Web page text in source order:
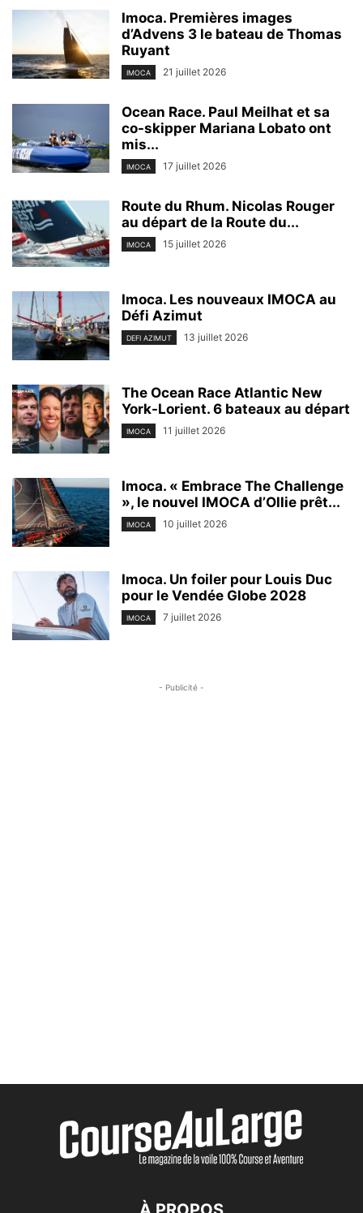
Imoca. Premières images
d’Advens 3 le bateau de Thomas
Ruyant
IMOCA 21 juillet 2026
Ocean Race. Paul Meilhat et sa
co-skipper Mariana Lobato ont
mis...
IMOCA 17 juillet 2026
Route du Rhum. Nicolas Rouger
au départ de la Route du...
IMOCA 15 juillet 2026
Imoca. Les nouveaux IMOCA au
Défi Azimut
DEFI AZIMUT 13 juillet 2026
The Ocean Race Atlantic New
York-Lorient. 6 bateaux au départ
IMOCA 11 juillet 2026
Imoca. « Embrace The Challenge
», le nouvel IMOCA d’Ollie prêt...
IMOCA 10 juillet 2026
Imoca. Un foiler pour Louis Duc
pour le Vendée Globe 2028
IMOCA 7 juillet 2026
- Publicité -